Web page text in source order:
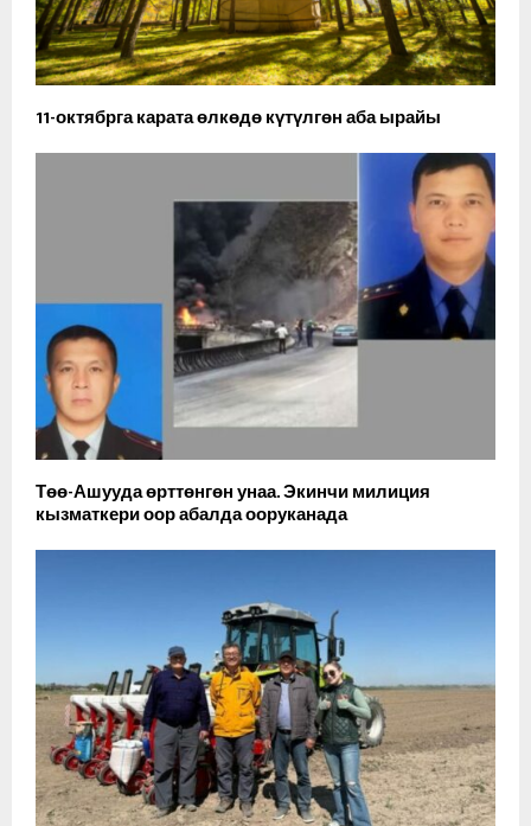
11-октябрга карата өлкөдө күтүлгөн аба ырайы
Төө-Ашууда өрттөнгөн унаа. Экинчи милиция
кызматкери оор абалда ооруканада